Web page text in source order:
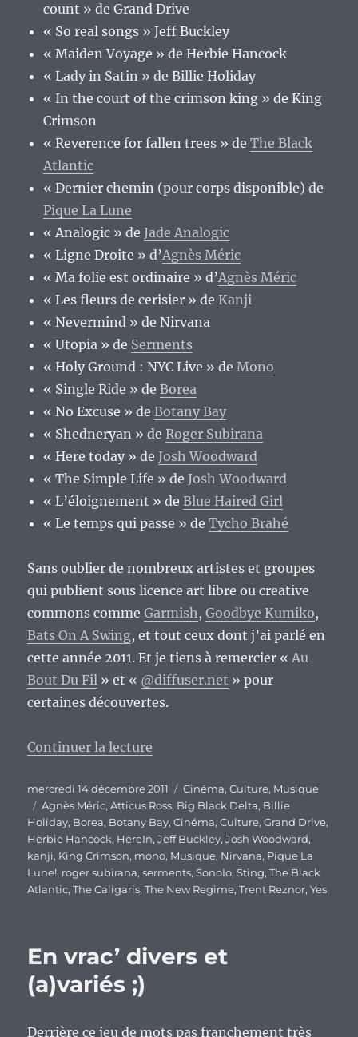
count » de Grand Drive
« So real songs » Jeff Buckley
« Maiden Voyage » de Herbie Hancock
« Lady in Satin » de Billie Holiday
« In the court of the crimson king » de King
Crimson
« Reverence for fallen trees » deThe Black
Atlantic
« Dernier chemin (pour corps disponible) de
Pique La Lune
« Analogic » de Jade Analogic
« Ligne Droite » d’Agnès Méric
« Ma folie est ordinaire » d’Agnès Méric
« Les fleurs de cerisier » de Kanji
« Nevermind » de Nirvana
« Utopia » de Serments
« Holy Ground : NYC Live » deMono
« Single Ride » deBorea
« No Excuse » deBotany Bay
« Shedneryan » deRoger Subirana
« Here today » de Josh Woodward
« The Simple Life » de Josh Woodward
« L’éloignement » deBlue Haired Girl
« Le temps qui passe » deTycho Brahé
Sans oublier de nombreux artistes et groupes
qui publient sous licence art libre ou creative
commons commeGarmish,Goodbye Kumiko,
Bats On A Swing, et tout ceux dont j’ai parlé en
cette année 2011. Et je tiens à remercier «Au
Bout Du Fil » et « @diffuser.net » pour
certaines découvertes.
Continuer la lecture
Publié
le
mercredi 14 décembre 2011 Catégories
Cinéma,Culture, Musique
Étiquettes
Agnès Méric,Atticus Ross, Big Black Delta, Billie
Holiday, Borea, Botany Bay,Cinéma,Culture,Grand Drive,
Herbie Hancock, HereIn,Jeff Buckley,Josh Woodward,
kanji, King Crimson, mono, Musique, Nirvana, Pique La
Lune!, roger subirana,serments,SonoIo,Sting,The Black
Atlantic,The Caligaris,The New Regime,Trent Reznor,Yes
En vrac’ divers et
(a)variés ;)
Derrière ce jeu de mots pas franchement très